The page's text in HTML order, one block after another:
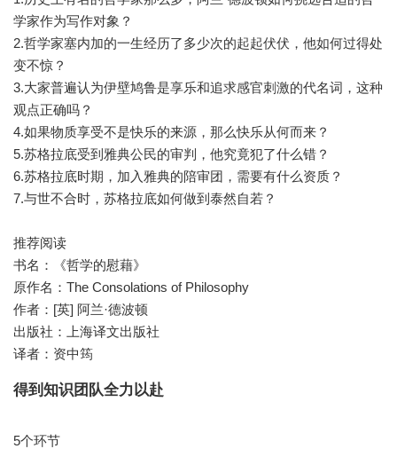
学家作为写作对象？
2.哲学家塞内加的一生经历了多少次的起起伏伏，他如何过得处
变不惊？
3.大家普遍认为伊壁鸠鲁是享乐和追求感官刺激的代名词，这种
观点正确吗？
4.如果物质享受不是快乐的来源，那么快乐从何而来？
5.苏格拉底受到雅典公民的审判，他究竟犯了什么错？
6.苏格拉底时期，加入雅典的陪审团，需要有什么资质？
7.与世不合时，苏格拉底如何做到泰然自若？
推荐阅读
书名：《哲学的慰藉》
原作名：The Consolations of Philosophy
作者：[英] 阿兰·德波顿
出版社：上海译文出版社
译者：资中筠
得到知识团队全力以赴